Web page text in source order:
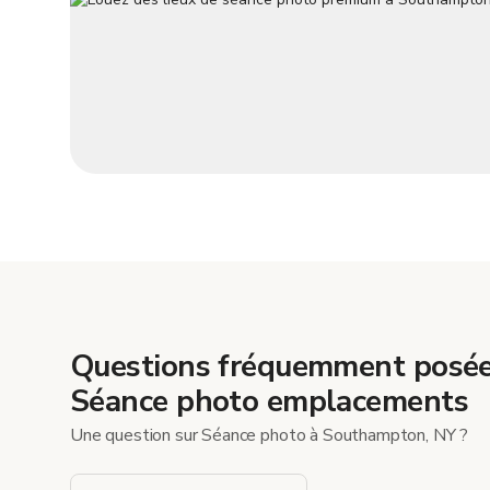
Questions fréquemment
Séance photo emplacements
Une question sur Séance photo à Southampton, NY ?